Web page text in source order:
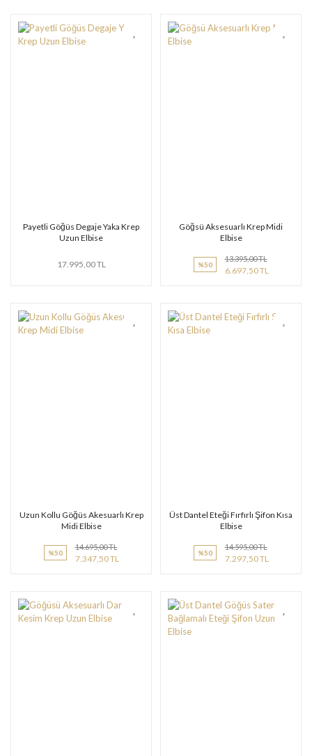
Payetli Göğüs Degaje Yaka Krep
Uzun Elbise
17.995,00 TL
Göğsü Aksesuarlı Krep Midi
Elbise
%50
13.395,00 TL
6.697,50 TL
Uzun Kollu Göğüs Akesuarlı Krep
Midi Elbise
%50
14.695,00 TL
7.347,50 TL
Üst Dantel Eteği Fırfırlı Şifon Kısa
Elbise
%50
14.595,00 TL
7.297,50 TL